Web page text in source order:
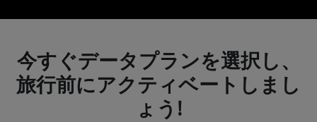
今すぐデータプランを選択し、
旅行前にアクティベートしまし
ょう!